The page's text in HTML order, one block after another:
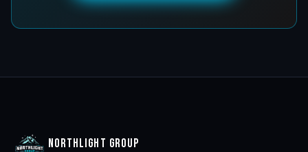
Northlight Group